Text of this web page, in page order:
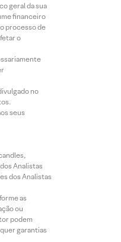
geral da sua
financeiro
processo de
o
no
seus
Analistas
dos Analistas
as
ou
podem
garantias